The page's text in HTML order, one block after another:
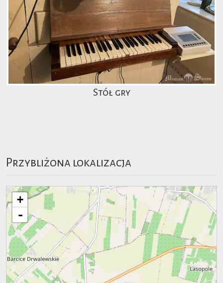
Stół gry
Przybliżona lokalizacja
+
-